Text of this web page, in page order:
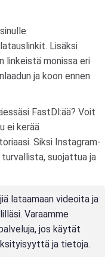
Lisäksi
linkeistä monissa eri
ja koon ennen
FastDl:ää? Voit
ei kerää
Siksi Instagram-
suojattua ja
lataamaan videoita ja
Varaamme
jos käytät
ja tietoja.